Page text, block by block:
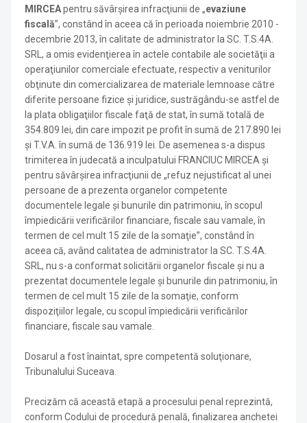
MIRCEApentru săvârşirea infracţiunii de „evaziune
fiscală”, constând în aceea că în perioada noiembrie 2010 -
decembrie 2013, în calitate de administrator la SC. T.S.4A.
SRL, a omis evidenţierea în actele contabile ale societăţii a
operaţiunilor comerciale efectuate, respectiv a veniturilor
obţinute din comercializarea de materiale lemnoase către
diferite persoane fizice şi juridice, sustrăgându-se astfel de
la plata obligaţiilor fiscale faţă de stat, în sumă totală de
354.809 lei, din care impozit pe profit în sumă de 217.890 lei
şi T.V.A. în sumă de 136.919 lei. De asemenea s-a dispus
trimiterea în judecată a inculpatului FRANCIUC MIRCEA şi
pentru săvârşirea infracţiunii de „refuz nejustificat al unei
persoane de a prezenta organelor competente
documentele legale şi bunurile din patrimoniu, în scopul
împiedicării verificărilor financiare, fiscale sau vamale, în
termen de cel mult 15 zile de la somaţie”, constând în
aceea că, având calitatea de administrator la SC. T.S.4A.
SRL, nu s-a conformat solicitării organelor fiscale şi nu a
prezentat documentele legale şi bunurile din patrimoniu, în
termen de cel mult 15 zile de la somaţie, conform
dispoziţiilor legale, cu scopul împiedicării verificărilor
financiare, fiscale sau vamale.
Dosarul a fost înaintat, spre competentă soluţionare,
Tribunalului Suceava.
Precizăm că această etapă a procesului penal reprezintă,
conform Codului de procedură penală, finalizarea anchetei